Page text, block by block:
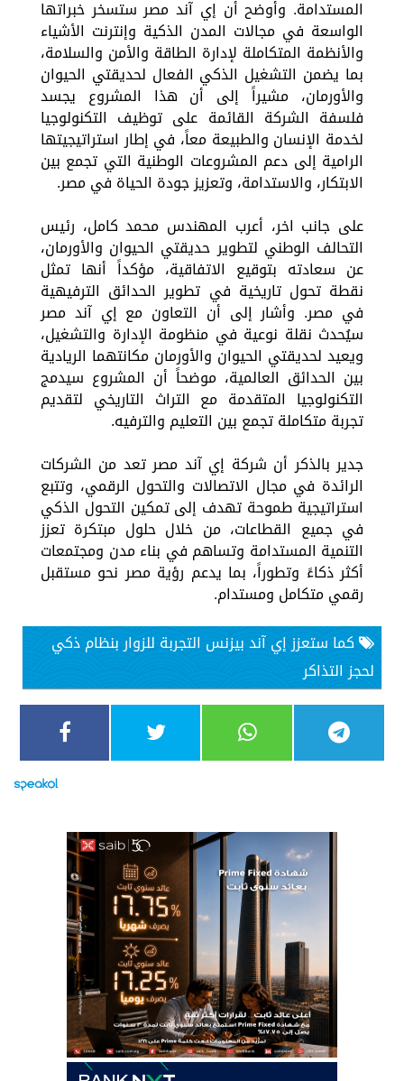
المستدامة. وأوضح أن إي آند مصر ستسخر خبراتها
الواسعة في مجالات المدن الذكية وإنترنت الأشياء
والأنظمة المتكاملة لإدارة الطاقة والأمن والسلامة،
بما يضمن التشغيل الذكي الفعال لحديقتي الحيوان
والأورمان، مشيراً إلى أن هذا المشروع يجسد
فلسفة الشركة القائمة على توظيف التكنولوجيا
لخدمة الإنسان والطبيعة معاً، في إطار استراتيجيتها
الرامية إلى دعم المشروعات الوطنية التي تجمع بين
الابتكار، والاستدامة، وتعزيز جودة الحياة في مصر.
على جانب اخر، أعرب المهندس محمد كامل، رئيس
التحالف الوطني لتطوير حديقتي الحيوان والأورمان،
عن سعادته بتوقيع الاتفاقية، مؤكداً أنها تمثل
نقطة تحول تاريخية في تطوير الحدائق الترفيهية
في مصر. وأشار إلى أن التعاون مع إي آند مصر
سيُحدث نقلة نوعية في منظومة الإدارة والتشغيل،
ويعيد لحديقتي الحيوان والأورمان مكانتهما الريادية
بين الحدائق العالمية، موضحاً أن المشروع سيدمج
التكنولوجيا المتقدمة مع التراث التاريخي لتقديم
تجربة متكاملة تجمع بين التعليم والترفيه.
جدير بالذكر أن شركة إي آند مصر تعد من الشركات
الرائدة في مجال الاتصالات والتحول الرقمي، وتتبع
استراتيجية طموحة تهدف إلى تمكين التحول الذكي
في جميع القطاعات، من خلال حلول مبتكرة تعزز
التنمية المستدامة وتساهم في بناء مدن ومجتمعات
أكثر ذكاءً وتطوراً، بما يدعم رؤية مصر نحو مستقبل
رقمي متكامل ومستدام.
كما ستعزز إي آند بيزنس التجربة للزوار بنظام ذكي
لحجز التذاكر